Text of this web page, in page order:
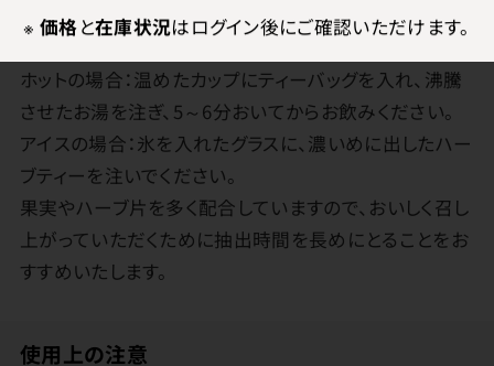
※ 価格と在庫状況はログイン後にご確認いただけます。
リールート、ピーチ、香料、クエン酸
ホットの場合：温めたカップにティーバッグを入れ、沸騰
させたお湯を注ぎ、5～6分おいてからお飲みください。
アイスの場合：氷を入れたグラスに、濃いめに出したハー
ブティーを注いでください。
果実やハーブ片を多く配合していますので、おいしく召し
上がっていただくために抽出時間を長めにとることをお
すすめいたします。
使用上の注意